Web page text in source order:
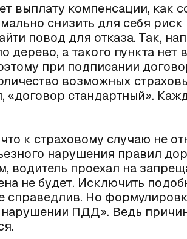
выплату компенсации, как
снизить для себя риск
повод для отказа. Так,
дерево, а такого пункта нет
при подписании
возможных
«договор стандартный».
к страховому случаю не
нарушения правил
водитель проехал на
не будет. Исключить
справедлив. Но
нарушении ПДД». Ведь